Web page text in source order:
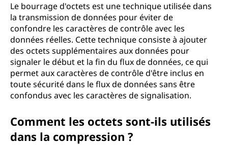
Le bourrage d'octets est une technique utilisée dans
la transmission de données pour éviter de
confondre les caractères de contrôle avec les
données réelles. Cette technique consiste à ajouter
des octets supplémentaires aux données pour
signaler le début et la fin du flux de données, ce qui
permet aux caractères de contrôle d'être inclus en
toute sécurité dans le flux de données sans être
confondus avec les caractères de signalisation.
Comment les octets sont-ils utilisés
dans la compression ?